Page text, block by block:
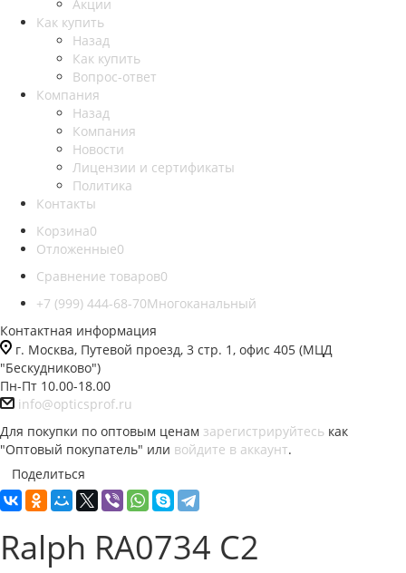
Акции
Как купить
Назад
Как купить
Вопрос-ответ
Компания
Назад
Компания
Новости
Лицензии и сертификаты
Политика
Контакты
Корзина0
Отложенные0
Сравнение товаров0
+7 (999) 444-68-70Многоканальный
Контактная информация
г. Москва, Путевой проезд, 3 стр. 1, офис 405 (МЦД
"Бескудниково")
Пн-Пт 10.00-18.00
info@opticsprof.ru
Для покупки по оптовым ценам зарегистрируйтесь как
"Оптовый покупатель" или войдите в аккаунт.
Поделиться
Ralph RA0734 C2